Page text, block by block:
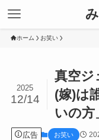
ホーム お笑い
真空ジ
(嫁)は
いの方
2025
12/14
広告 お笑い